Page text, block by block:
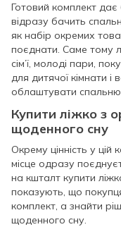
Готовий комплект дає
відразу бачить
як набір окремих
поєднати. Саме тому
сім’ї, молоді пари,
для дитячої кімнати
облаштувати
Купити ліжко з
щоденного сну
Окрему цінність у цій
місце одразу
на кшталт купити
показують, що
комплект, а знайти
щоденного сну.